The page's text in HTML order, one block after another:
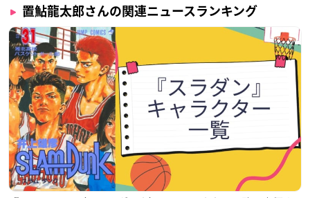
置鮎龍太郎さんの関連ニュースランキング